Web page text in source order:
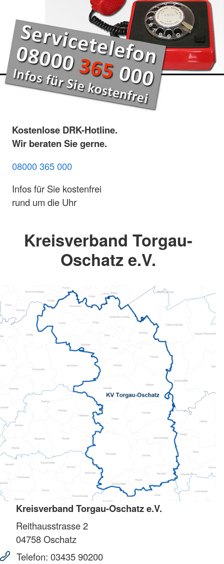
Kostenlose DRK-Hotline.
Wir beraten Sie gerne.
08000 365 000
Infos für Sie kostenfrei
rund um die Uhr
Kreisverband Torgau-
Oschatz e.V.
Kreisverband Torgau-Oschatz e.V.
Reithausstrasse 2
04758Oschatz
Telefon: 03435 90200